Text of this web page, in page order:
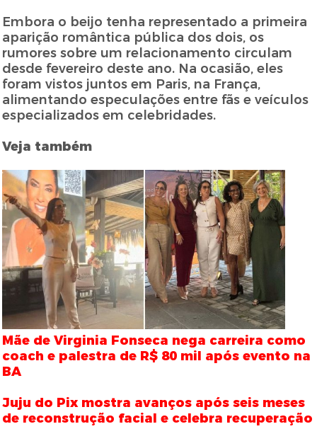
Embora o beijo tenha representado a primeira
aparição romântica pública dos dois, os
rumores sobre um relacionamento circulam
desde fevereiro deste ano. Na ocasião, eles
foram vistos juntos em Paris, na França,
alimentando especulações entre fãs e veículos
especializados em celebridades.
Veja também
Mãe de Virginia Fonseca nega carreira como
coach e palestra de R$ 80 mil após evento na
BA
Juju do Pix mostra avanços após seis meses
de reconstrução facial e celebra recuperação